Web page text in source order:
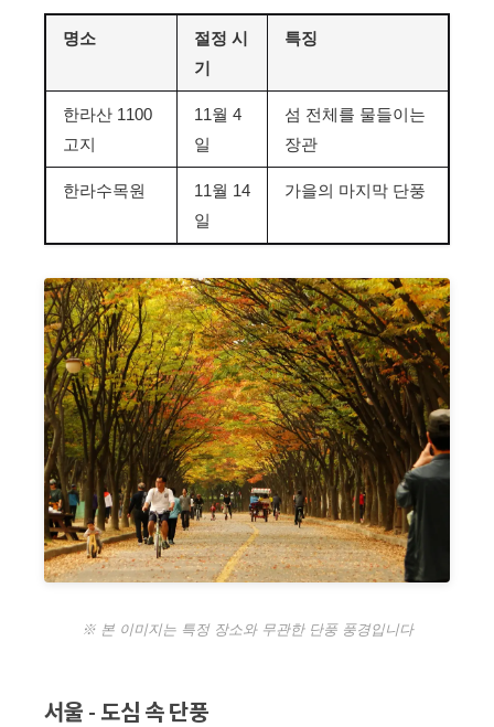
명소
절정 시
기
특징
한라산 1100
고지
11월 4
일
섬 전체를 물들이는
장관
한라수목원
11월 14
일
가을의 마지막 단풍
※ 본 이미지는 특정 장소와 무관한 단풍 풍경입니다
서울 - 도심 속 단풍